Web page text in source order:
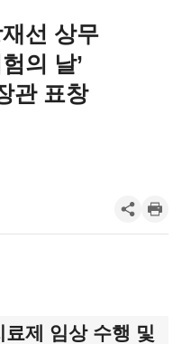
선 상무
의 날’
관 표창
료제 임상 수행 및